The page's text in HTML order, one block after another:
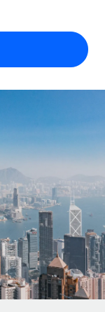
여 솔루션